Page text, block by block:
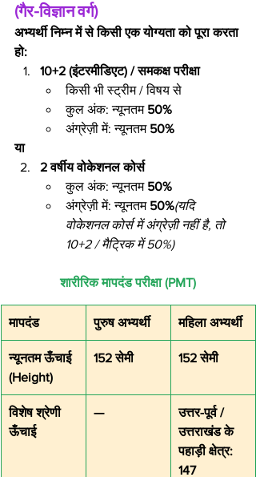
(गैर-विज्ञान वर्ग)
अभ्यर्थी निम्न में से किसी एक योग्यता को पूरा करता
हो:
10+2 (इंटरमीडिएट) / समकक्ष परीक्षा
किसी भी स्ट्रीम / विषय से
कुल अंक: न्यूनतम 50%
अंग्रेज़ी में: न्यूनतम 50%
या
2 वर्षीय वोकेशनल कोर्स
कुल अंक: न्यूनतम 50%
अंग्रेज़ी में: न्यूनतम 50%(यदि
वोकेशनल कोर्स में अंग्रेज़ी नहीं है, तो
10+2 / मैट्रिक में 50%)
शारीरिक मापदंड परीक्षा (PMT)
मापदंड पुरुष अभ्यर्थी महिला अभ्यर्थी
न्यूनतम ऊँचाई
(Height)
152 सेमी 152 सेमी
विशेष श्रेणी
ऊँचाई
—
उत्तर-पूर्व /
उत्तराखंड के
पहाड़ी क्षेत्र:
147